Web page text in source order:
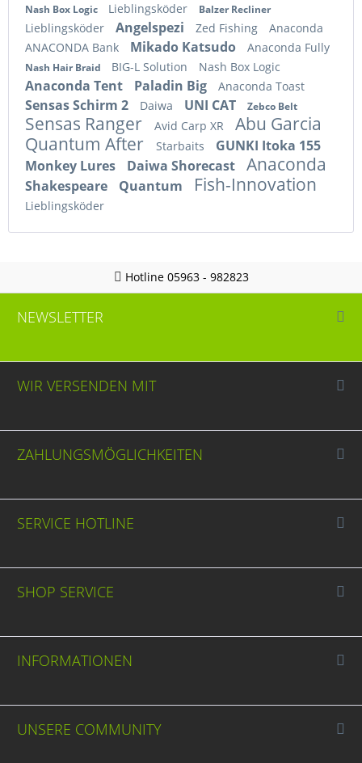
Nash Box Logic
Lieblingsköder Balzer Recliner
Lieblingsköder Angelspezi Zed Fishing
Anaconda
ANACONDA Bank
Mikado Katsudo Anaconda Fully
Nash Hair Braid BIG-L Solution Nash Box Logic
Anaconda Tent Paladin Big Anaconda Toast
Sensas Schirm 2 Daiwa UNI CAT Zebco Belt
Sensas Ranger Avid Carp XR
Abu Garcia
Quantum After
Starbaits
GUNKI Itoka 155
Monkey Lures
Daiwa Shorecast Anaconda
Shakespeare Quantum Fish-Innovation
Lieblingsköder
Hotline 05963 - 982823
NEWSLETTER
WIR VERSENDEN MIT
ZAHLUNGSMÖGLICHKEITEN
SERVICE HOTLINE
SHOP SERVICE
INFORMATIONEN
UNSERE COMMUNITY